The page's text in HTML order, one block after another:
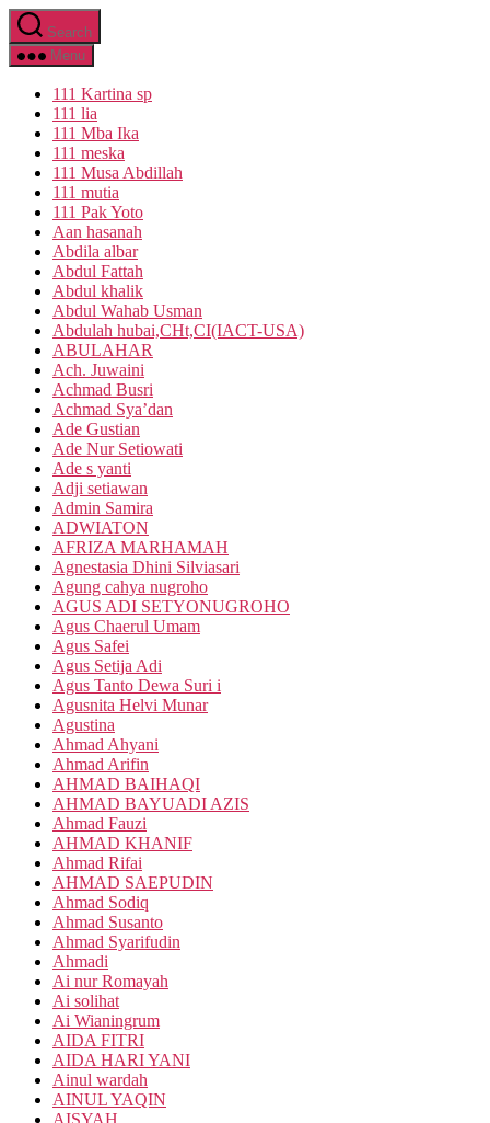
Search
Menu
111 Kartina sp
111 lia
111 Mba Ika
111 meska
111 Musa Abdillah
111 mutia
111 Pak Yoto
Aan hasanah
Abdila albar
Abdul Fattah
Abdul khalik
Abdul Wahab Usman
Abdulah hubai,CHt,CI(IACT-USA)
ABULAHAR
Ach. Juwaini
Achmad Busri
Achmad Sya’dan
Ade Gustian
Ade Nur Setiowati
Ade s yanti
Adji setiawan
Admin Samira
ADWIATON
AFRIZA MARHAMAH
Agnestasia Dhini Silviasari
Agung cahya nugroho
AGUS ADI SETYONUGROHO
Agus Chaerul Umam
Agus Safei
Agus Setija Adi
Agus Tanto Dewa Suri i
Agusnita Helvi Munar
Agustina
Ahmad Ahyani
Ahmad Arifin
AHMAD BAIHAQI
AHMAD BAYUADI AZIS
Ahmad Fauzi
AHMAD KHANIF
Ahmad Rifai
AHMAD SAEPUDIN
Ahmad Sodiq
Ahmad Susanto
Ahmad Syarifudin
Ahmadi
Ai nur Romayah
Ai solihat
Ai Wianingrum
AIDA FITRI
AIDA HARI YANI
Ainul wardah
AINUL YAQIN
AISYAH